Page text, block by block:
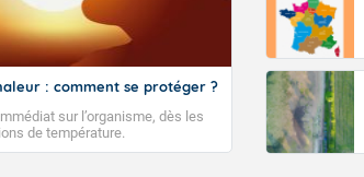
: comment se protéger ?
sur l’organisme, dès les
de température.